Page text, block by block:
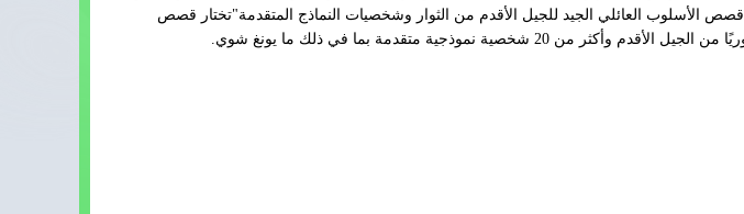
قصص الأسلوب العائلي الجيد للجيل الأقدم من الثوار وشخصيات النماذج المتقدمة"تختار قصص